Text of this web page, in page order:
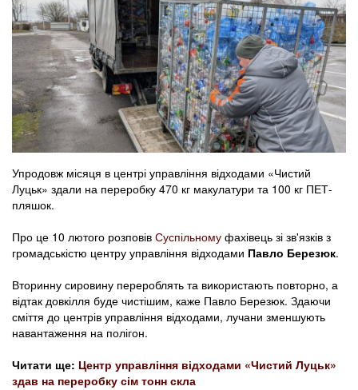
Упродовж місяця в центрі управління відходами «Чистий
Луцьк» здали на переробку 470 кг макулатури та 100 кг ПЕТ-
пляшок.
Про це 10 лютого розповів Суспільному фахівець зі зв'язків з
громадськістю центру управління відходами Павло Березюк.
Вторинну сировину перероблять та використають повторно, а
відтак довкілля буде чистішим, каже Павло Березюк. Здаючи
сміття до центрів управління відходами, лучани зменшують
навантаження на полігон.
Читати ще: Центр управління відходами «Чистий Луцьк»
здав на переробку сім тонн скла